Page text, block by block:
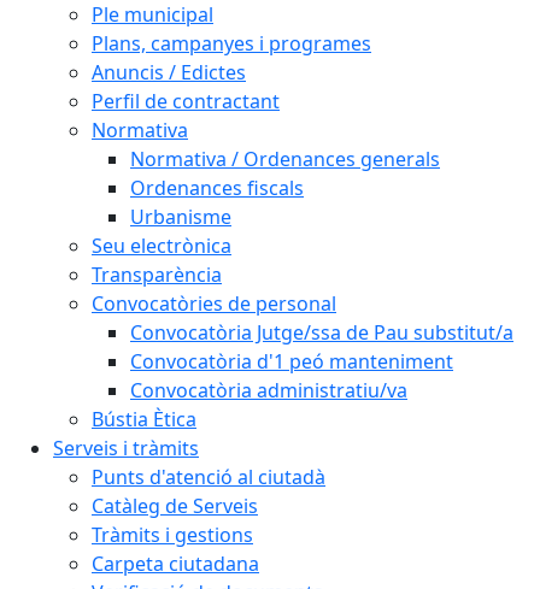
Ple municipal
Plans, campanyes i programes
Anuncis / Edictes
Perfil de contractant
Normativa
Normativa / Ordenances generals
Ordenances fiscals
Urbanisme
Seu electrònica
Transparència
Convocatòries de personal
Convocatòria Jutge/ssa de Pau substitut/a
Convocatòria d'1 peó manteniment
Convocatòria administratiu/va
Bústia Ètica
Serveis i tràmits
Punts d'atenció al ciutadà
Catàleg de Serveis
Tràmits i gestions
Carpeta ciutadana